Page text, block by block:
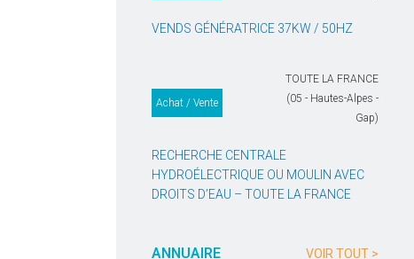
VENDS GÉNÉRATRICE 37KW / 50HZ
Achat / Vente
TOUTE LA FRANCE
(05 - Hautes-Alpes -
Gap)
RECHERCHE CENTRALE
HYDROÉLECTRIQUE OU MOULIN AVEC
DROITS D’EAU – TOUTE LA FRANCE
ANNUAIRE VOIR TOUT >